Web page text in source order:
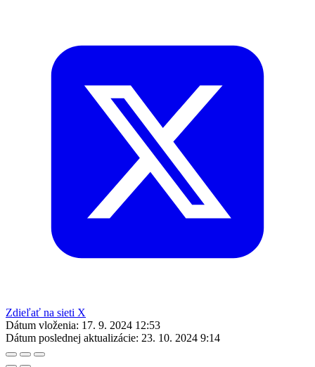
Zdieľať na sieti X
Dátum vloženia: 17. 9. 2024 12:53
Dátum poslednej aktualizácie: 23. 10. 2024 9:14